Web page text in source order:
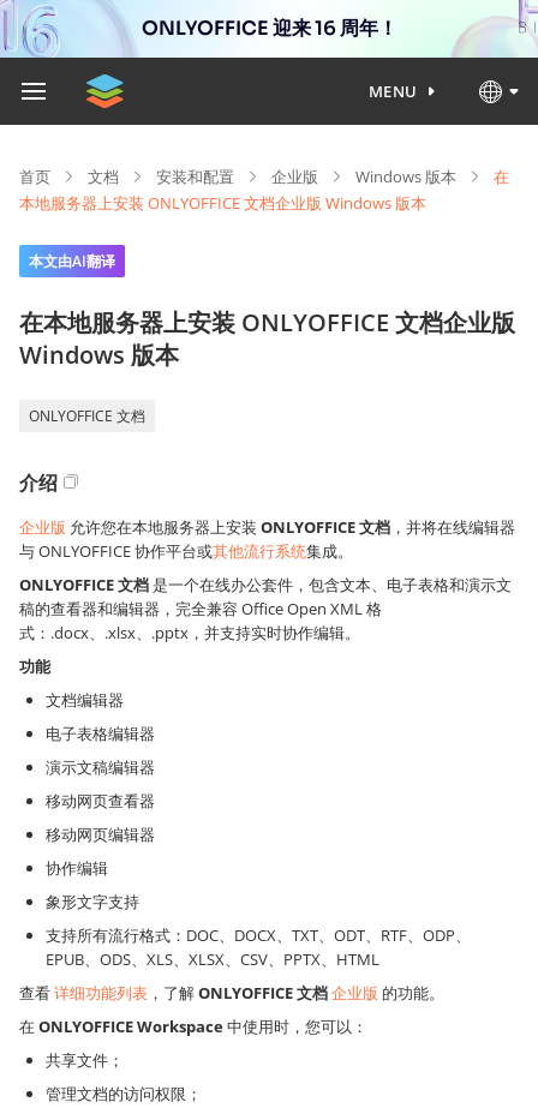
ONLYOFFICE 迎来 16 周年！
MENU
首页 文档 安装和配置 企业版 Windows 版本
在
本地服务器上安装 ONLYOFFICE 文档企业版 Windows 版本
本文由AI翻译
在本地服务器上安装 ONLYOFFICE 文档企业版
Windows 版本
ONLYOFFICE 文档
介绍
企业版 允许您在本地服务器上安装 ONLYOFFICE 文档 ，并将在线编辑器
与 ONLYOFFICE 协作平台或其他流行系统集成。
ONLYOFFICE 文档是一个在线办公套件，包含文本、电子表格和演示文
稿的查看器和编辑器，完全兼容 Office Open XML 格
式：.docx、.xlsx、.pptx，并支持实时协作编辑。
功能
文档编辑器
电子表格编辑器
演示文稿编辑器
移动网页查看器
移动网页编辑器
协作编辑
象形文字支持
支持所有流行格式：DOC、DOCX、TXT、ODT、RTF、ODP、
EPUB、ODS、XLS、XLSX、CSV、PPTX、HTML
查看详细功能列表 ，了解ONLYOFFICE 文档企业版 的功能。
在ONLYOFFICE Workspace中使用时，您可以：
共享文件；
管理文档的访问权限；